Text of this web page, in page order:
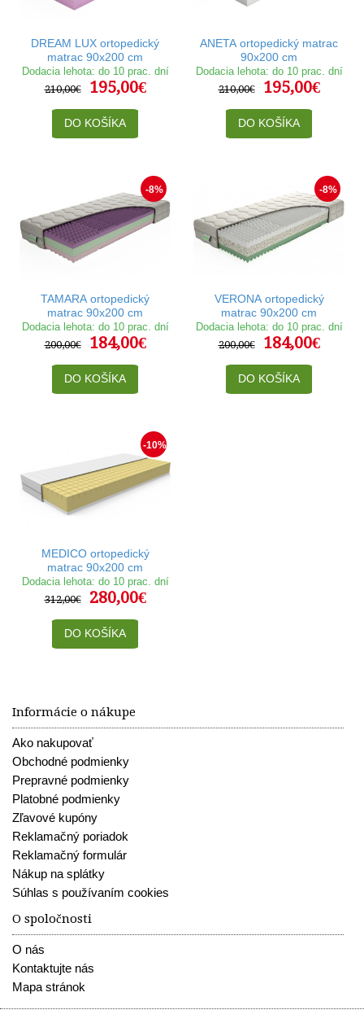
DREAM LUX ortopedický
matrac 90x200 cm
Dodacia lehota: do 10 prac. dní
210,00€
195,00€
DO KOŠÍKA
ANETA ortopedický matrac
90x200 cm
Dodacia lehota: do 10 prac. dní
210,00€
195,00€
DO KOŠÍKA
-8%
TAMARA ortopedický
matrac 90x200 cm
Dodacia lehota: do 10 prac. dní
200,00€
184,00€
DO KOŠÍKA
-8%
VERONA ortopedický
matrac 90x200 cm
Dodacia lehota: do 10 prac. dní
200,00€
184,00€
DO KOŠÍKA
-10%
MEDICO ortopedický
matrac 90x200 cm
Dodacia lehota: do 10 prac. dní
312,00€
280,00€
DO KOŠÍKA
Informácie o nákupe
Ako nakupovať
Obchodné podmienky
Prepravné podmienky
Platobné podmienky
Zľavové kupóny
Reklamačný poriadok
Reklamačný formulár
Nákup na splátky
Súhlas s používaním cookies
O spoločnosti
O nás
Kontaktujte nás
Mapa stránok